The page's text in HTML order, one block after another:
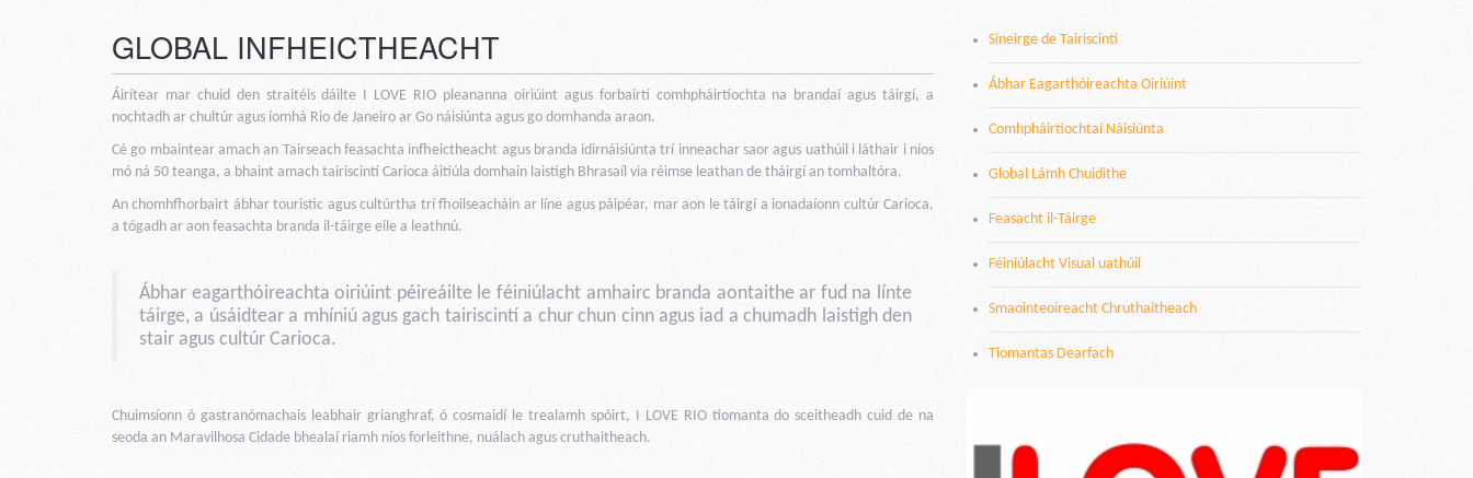
GLOBAL INFHEICTHEACHT
Áirítear mar chuid den straitéis dáilte I LOVE RIO pleananna oiriúint agus forbairtí comhpháirtíochta na brandaí agus táirgí, a
nochtadh ar chultúr agus íomhá Rio de Janeiro ar Go náisiúnta agus go domhanda araon.
Cé go mbaintear amach an Tairseach feasachta infheictheacht agus branda idirnáisiúnta trí inneachar saor agus uathúil i láthair i níos
mó ná 50 teanga, a bhaint amach tairiscintí Carioca áitiúla domhain laistigh Bhrasaíl via réimse leathan de tháirgí an tomhaltóra.
An chomhfhorbairt ábhar touristic agus cultúrtha trí fhoilseacháin ar líne agus páipéar, mar aon le táirgí a ionadaíonn cultúr Carioca,
a tógadh ar aon feasachta branda il-táirge eile a leathnú.
Ábhar eagarthóireachta oiriúint péireáilte le féiniúlacht amhairc branda aontaithe ar fud na línte
táirge, a úsáidtear a mhíniú agus gach tairiscintí a chur chun cinn agus iad a chumadh laistigh den
stair agus cultúr Carioca.
Chuimsíonn ó gastranómachais leabhair grianghraf, ó cosmaidí le trealamh spóirt, I LOVE RIO tiomanta do sceitheadh cuid de na
seoda an Maravilhosa Cidade bhealaí riamh níos forleithne, nuálach agus cruthaitheach.
Sineirge de Tairiscintí
Ábhar Eagarthóireachta Oiriúint
Comhpháirtíochtaí Náisiúnta
Global Lámh Chuidithe
Feasacht il-Táirge
Féiniúlacht Visual uathúil
Smaointeoireacht Chruthaitheach
Tiomantas Dearfach